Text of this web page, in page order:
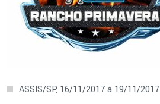
ASSIS/SP, 16/11/2017 à 19/11/2017